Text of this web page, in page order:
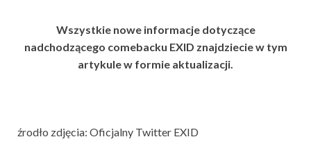
Wszystkie nowe informacje dotyczące
nadchodzącego comebacku EXID znajdziecie w tym
artykule w formie aktualizacji.
źrodło zdjęcia: Oficjalny Twitter EXID